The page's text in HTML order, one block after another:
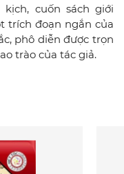
cuốn sách giới
trích đoạn ngắn của
phô diễn được trọn
trào của tác giả.